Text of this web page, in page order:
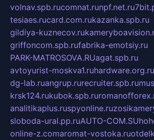
volnav.spb.rucomnat.runpf.net.ru
tesiaes.rucard.com.rukazanka.spb.ru
gildiya-kuznecov.ru
griffoncom.spb.rufabrika-emotsiy.ru
PARK-MATROSOVA.RUagat.spb.ru
avtoyurist-moskva1.ruhardware.org.ru
dg-lab.ruangrup.rurecruiter.spb.ru
krsk124.rukubok.spb.ru
analitikaplus.ruspyonline.ru
sloboda-ural.pp.ruAUTO-COM.SU
online-z.comaromat-vostoka.ru